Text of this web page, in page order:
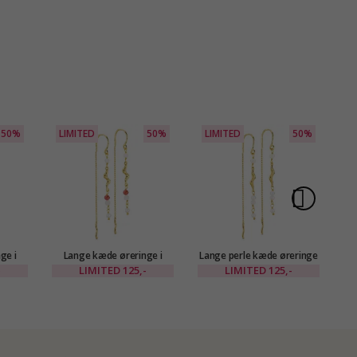
50%
i
LIMITED 50%
Lange kæde øreringe i
forgyldt messing - Eliné
LIMITED 125,-
LIMITED 50%
Lange perle kæde øreringe
i forgyldt messing - Eliné
LIMITED 125,-